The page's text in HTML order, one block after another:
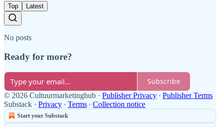
Top Latest
No posts
Ready for more?
Subscribe
© 2026 Cultuurmarketinghub · Publisher Privacy ∙ Publisher Terms
Substack · Privacy ∙ Terms ∙ Collection notice
Start your Substack